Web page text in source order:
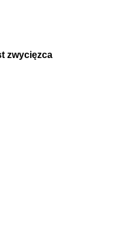
zwycięzca